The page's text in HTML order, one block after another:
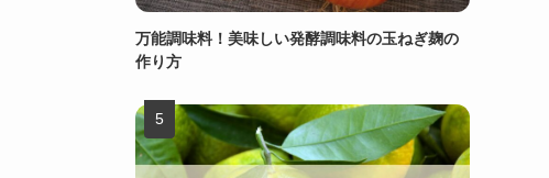
万能調味料！美味しい発酵調味料の玉ねぎ麹の
作り方